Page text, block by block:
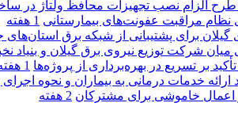
طرح الزام نصب تجهیزات محافظ ولتاژ در
نظام مراقبت عفونت‌های بیمارستانی 1 هفته
برای پشتیبانی از شبكه برق استان‌های
شركت توزیع نیروی برق گیلان و بنیاد
بر تسریع در بهره‌برداری از پروژه‌ها 1 هفته
ارائه خدمات درمانی به بیماران و نحوه
2 هفته